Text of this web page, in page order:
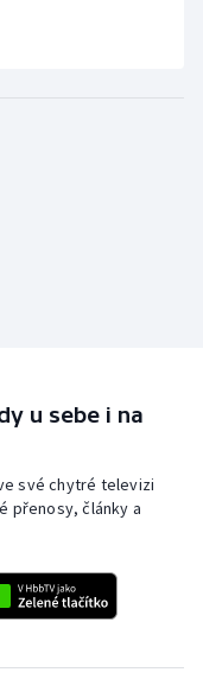
u sebe i na
své chytré televizi
přenosy, články a